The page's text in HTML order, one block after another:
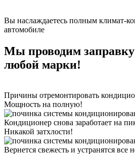
Вы наслаждаетесь полным климат-
автомобиле
Мы проводим
любой марки!
Причины отремонтировать
Мощность на полную!
Кондиционер снова заработает на
Никакой затхлости!
Вернется свежесть и устранятся все